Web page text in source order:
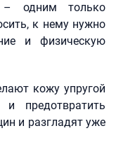
– одним только
к нему нужно
и физическую
кожу упругой
предотвратить
и разгладят уже